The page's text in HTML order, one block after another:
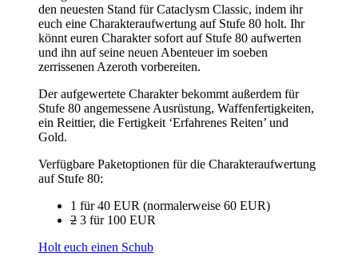
den neuesten Stand für Cataclysm Classic, indem ihr
euch eine Charakteraufwertung auf Stufe 80 holt. Ihr
könnt euren Charakter sofort auf Stufe 80 aufwerten
und ihn auf seine neuen Abenteuer im soeben
zerrissenen Azeroth vorbereiten.
Der aufgewertete Charakter bekommt außerdem für
Stufe 80 angemessene Ausrüstung, Waffenfertigkeiten,
ein Reittier, die Fertigkeit ‘Erfahrenes Reiten’ und
Gold.
Verfügbare Paketoptionen für die Charakteraufwertung
auf Stufe 80:
1 für 40 EUR (normalerweise 60 EUR)
2 3 für 100 EUR
Holt euch einen Schub